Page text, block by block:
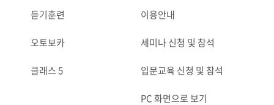
듣기훈련
오토보카
클래스 5
이용안내
세미나 신청 및 참석
입문교육 신청 및 참석
PC 화면으로 보기